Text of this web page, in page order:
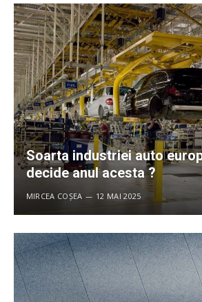
Soarta industriei auto
decide anul acesta ?
MIRCEA COȘEA 12 MAI 2025